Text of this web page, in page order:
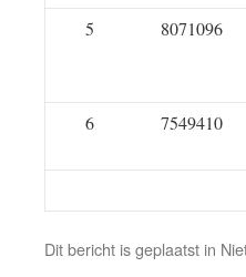
5 8071096
6 7549410
Dit bericht is geplaatst in